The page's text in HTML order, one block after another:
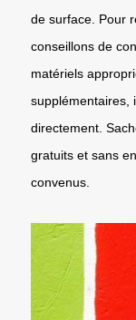
de surface. Pour
conseillons de
matériels
supplémentaires,
directement.
gratuits et sans
convenus.